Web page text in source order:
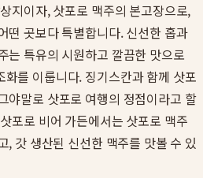
지이자, 삿포로 맥주의 본고장으로,
떤 곳보다 특별합니다. 신선한 홉과
는 특유의 시원하고 깔끔한 맛으로
를 이룹니다. 징기스칸과 함께 삿포
야말로 삿포로 여행의 정점이라고 할
포로 비어 가든에서는 삿포로 맥주
, 갓 생산된 신선한 맥주를 맛볼 수 있